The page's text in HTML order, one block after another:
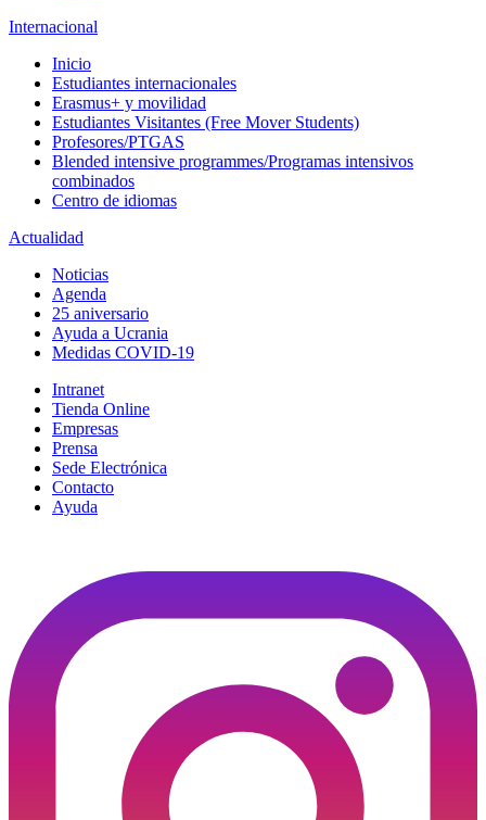
Internacional
Inicio
Estudiantes internacionales
Erasmus+ y movilidad
Estudiantes Visitantes (Free Mover Students)
Profesores/PTGAS
Blended intensive programmes/Programas intensivos
combinados
Centro de idiomas
Actualidad
Noticias
Agenda
25 aniversario
Ayuda a Ucrania
Medidas COVID-19
Intranet
Tienda Online
Empresas
Prensa
Sede Electrónica
Contacto
Ayuda